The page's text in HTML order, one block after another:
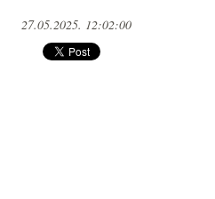
27.05.2025. 12:02:00